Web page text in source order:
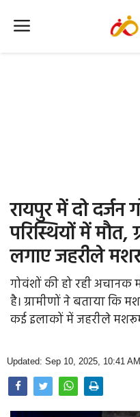
Office Office
Political Gossips
Farm & Food
Opinion
Photo Gallery
Home
रायपुर में दो दर्जन
परिस्थियों में मौत,
लगाए जहरीले
गोवंशों की हो रही अचानक
है। ग्रामीणों ने बताया कि
कई इलाकों में जहरीले
Updated: Sep 10, 2025, 10:41